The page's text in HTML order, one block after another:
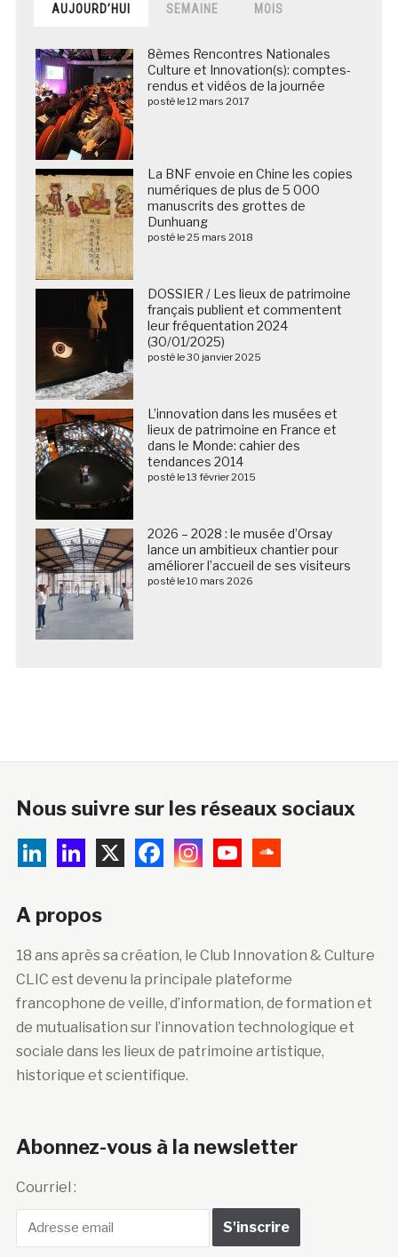
AUJOURD’HUI SEMAINE MOIS
8èmes Rencontres Nationales
Culture et Innovation(s): comptes-
rendus et vidéos de la journée
posté le 12 mars 2017
La BNF envoie en Chine les copies
numériques de plus de 5 000
manuscrits des grottes de
Dunhuang
posté le 25 mars 2018
DOSSIER / Les lieux de patrimoine
français publient et commentent
leur fréquentation 2024
(30/01/2025)
posté le 30 janvier 2025
L’innovation dans les musées et
lieux de patrimoine en France et
dans le Monde: cahier des
tendances 2014
posté le 13 février 2015
2026 – 2028 : le musée d’Orsay
lance un ambitieux chantier pour
améliorer l’accueil de ses visiteurs
posté le 10 mars 2026
Nous suivre sur les réseaux sociaux
A propos
18 ans après sa création, le Club Innovation & Culture
CLIC est devenu la principale plateforme
francophone de veille, d’information, de formation et
de mutualisation sur l’innovation technologique et
sociale dans les lieux de patrimoine artistique,
historique et scientifique.
Abonnez-vous à la newsletter
Courriel :